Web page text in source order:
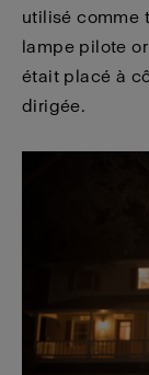
utilisé comme
lampe pilote
était placé à
dirigée.